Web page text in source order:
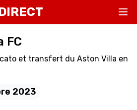
FC
et transfert du Aston Villa en
2023